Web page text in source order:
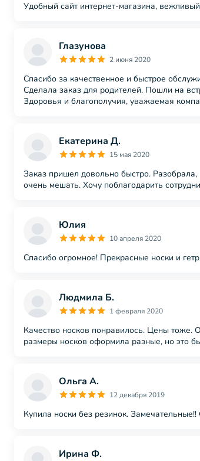
Удобный сайт интернет-магазина,
Глазунова
2 июня 2020
Спасибо за качественное и быстрое
Сделала заказ для родителей. Пошли на
Здоровья и благополучия, уважаемая
Екатерина Д.
15 мая 2020
Заказ пришел довольно быстро. Разобрала,
очень мешать. Хочу поблагодарить
Юлия
10 апреля 2020
Спасибо огромное! Прекрасные носки и
Людмила Б.
1 февраля 2020
Качество носков понравилось. Цены тоже.
размеры носков оформила разные, но это
Ольга А.
12 декабря 2019
Купила носки без резинок.
Ирина Ф.